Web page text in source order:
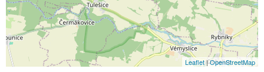
Leaflet|OpenStreetMap